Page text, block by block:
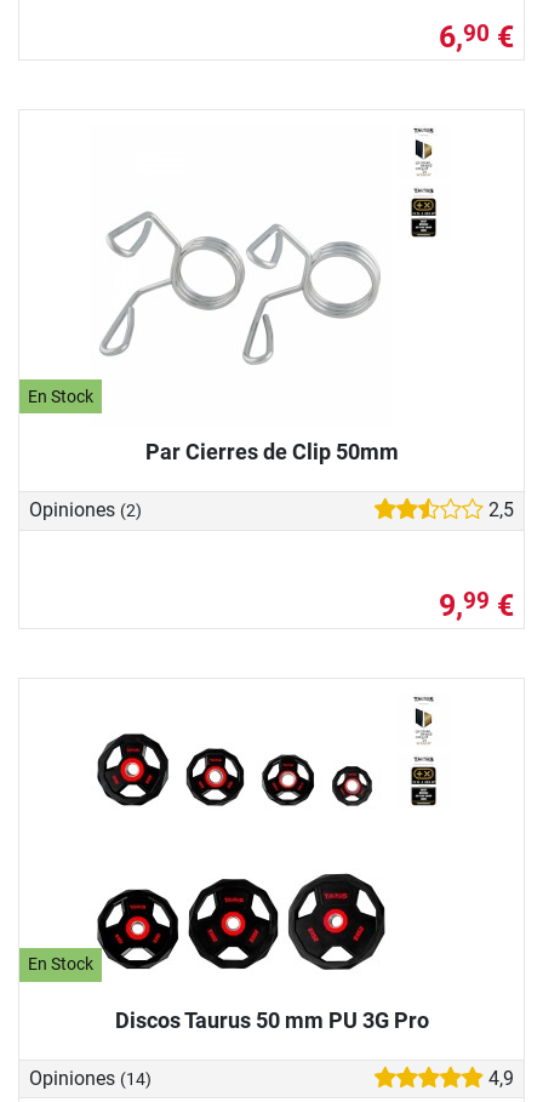
6,90 €
En Stock
Par Cierres de Clip 50mm
Opiniones (2) 2,5
9,99 €
En Stock
Discos Taurus 50 mm PU 3G Pro
Opiniones (14) 4,9